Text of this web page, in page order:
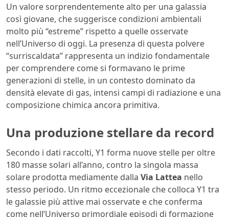
Un valore sorprendentemente alto per una galassia
così giovane, che suggerisce condizioni ambientali
molto più “estreme” rispetto a quelle osservate
nell’Universo di oggi. La presenza di questa polvere
“surriscaldata” rappresenta un indizio fondamentale
per comprendere come si formavano le prime
generazioni di stelle, in un contesto dominato da
densità elevate di gas, intensi campi di radiazione e una
composizione chimica ancora primitiva.
Una produzione stellare da record
Secondo i dati raccolti, Y1 forma nuove stelle per oltre
180 masse solari all’anno, contro la singola massa
solare prodotta mediamente dalla Via Lattea nello
stesso periodo. Un ritmo eccezionale che colloca Y1 tra
le galassie più attive mai osservate e che conferma
come nell’Universo primordiale episodi di formazione